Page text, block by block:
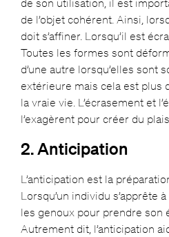
de l’objet cohérent. Ainsi,
doit s’affiner. Lorsqu’il est
Toutes les formes sont
d’une autre lorsqu’elles sont
extérieure mais cela est plus
la vraie vie. L’écrasement et
l’exagèrent pour créer du
2. Anticipation
L’anticipation est la
Lorsqu’un individu s’apprête
les genoux pour prendre son
Autrement dit, l’anticipation